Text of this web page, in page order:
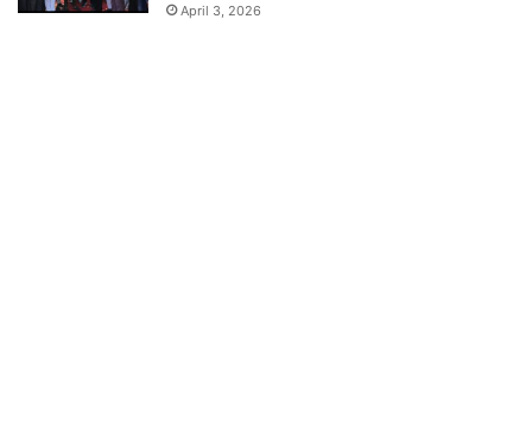
April 3, 2026